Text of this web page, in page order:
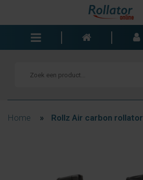
Rolstoelen
Home » Rollz Air carbon rollator